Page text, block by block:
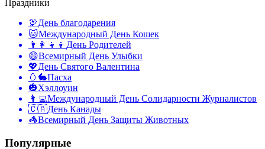
Праздники
🦃День благодарения
🐱Международный День Кошек
👨‍👩‍👧‍👦 День Родителей
😄Всемирный День Улыбки
💖День Святого Валентина
🥚🐇Пасха
🎃Хэллоуин
👩‍💻Международный День Солидарности Журналистов
🇨🇦День Канады
🦓Всемирный День Защиты Животных
Популярные